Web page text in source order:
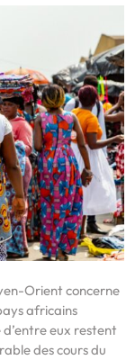
Orient concerne
africains
eux restent
des cours du